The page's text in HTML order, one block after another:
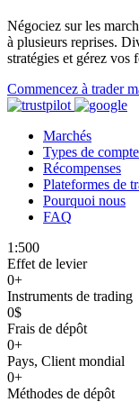
Négociez sur les
à plusieurs reprises.
stratégies et gérez
Commencez à trader
Marchés
Types de
Récompenses
Plateformes de
Pourquoi nous
FAQ
1:500
Effet de levier
0+
Instruments de trading
0$
Frais de dépôt
0+
Pays, Client mondial
0+
Méthodes de dépôt